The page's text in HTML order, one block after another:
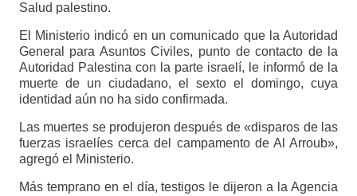
Salud palestino.
El Ministerio indicó en un comunicado que la Autoridad
General para Asuntos Civiles, punto de contacto de la
Autoridad Palestina con la parte israelí, le informó de la
muerte de un ciudadano, el sexto el domingo, cuya
identidad aún no ha sido confirmada.
Las muertes se produjeron después de «disparos de las
fuerzas israelíes cerca del campamento de Al Arroub»,
agregó el Ministerio.
Más temprano en el día, testigos le dijeron a la Agencia